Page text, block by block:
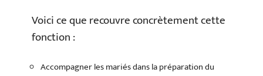
Voici ce que recouvre concrètement cette
fonction :
Accompagner les mariés dans la préparation du